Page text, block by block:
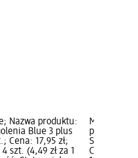
Nazwa produktu:
Blue 3 plus
Cena: 17,95 zł;
szt. (4,49 zł za 1
Marka:
produktu:
Sensitive,
Cena